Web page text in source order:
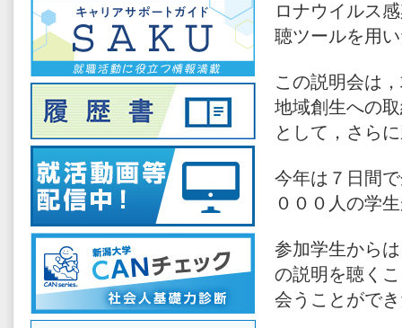
ロナウイルス
聴ツールを用
この説明会は
地域創生への
として，さら
今年は７日間
０００人の学
参加学生から
の説明を聴く
会うことがで